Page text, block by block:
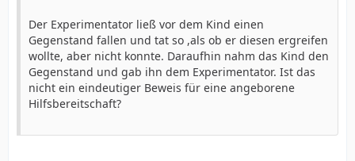
Der Experimentator ließ vor dem Kind einen
Gegenstand fallen und tat so ,als ob er diesen ergreifen
wollte, aber nicht konnte. Daraufhin nahm das Kind den
Gegenstand und gab ihn dem Experimentator. Ist das
nicht ein eindeutiger Beweis für eine angeborene
Hilfsbereitschaft?